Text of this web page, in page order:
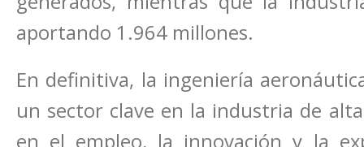
aportando 1.964 millones.
En definitiva, la ingeniería
un sector clave en la industria de
en el empleo, la innovación y la